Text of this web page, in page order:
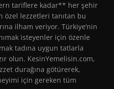
tariflere kadar** her şehir
özel lezzetleri tanıtan bu
ilham veriyor. Türkiye’nin
isteyenler için özenle
tadına uygun tatlarla
olun. KesinYemelisin.com,
durağına götürerek,
için gereken tüm